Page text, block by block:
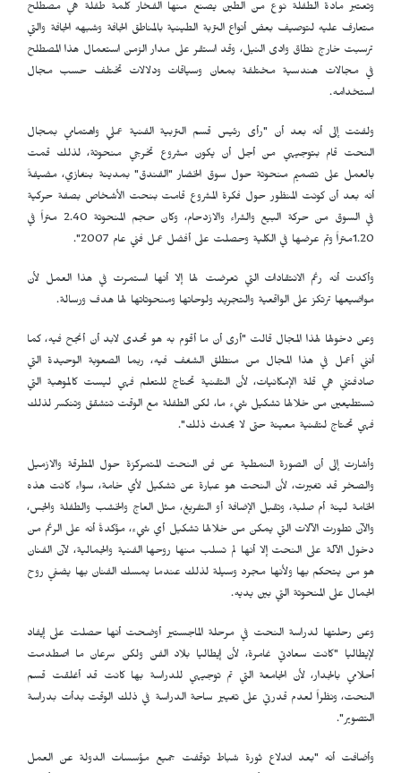
وتعتبر مادة الطفلة نوع من الطين يصنع منها الفخار كلمة طفلة هي مصطلح
متعارف عليه لتوصيف بعض أنواع التربة الطينية بالمناطق الجافة وشبهه الجافة والتي
ترسبت خارج نطاق وادى النيل، وقد استقر على مدار الزمن استعمال هذا المصطلح
في مجالات هندسية مختلفة بمعان وسياقات ودلالات تختلف حسب مجال
استخدامه.
ولفتت إلى أنه بعد أن "رأى رئيس قسم التربية الفنية عملي واهتمامي بمجال
النحت قام بتوجيهي من أجل أن يكون مشروع تخرجي منحوتة، لذلك قمت
بالعمل على تصميم منحوتة حول سوق الخضار "الفندق" بمدينة بنغازي، مضيفةً
أنه بعد أن كونت المنظور حول فكرة المشروع قامت بنحت الأشخاص بصفة حركية
في السوق من حركة البيع والشراء والازدحام، وكان حجم المنحوتة 2.40 متراً في
1.20متراً وتم عرضها في الكلية وحصلت على أفضل عمل فني عام 2007".
وأكدت أنه رغم الانتقادات التي تعرضت لها إلا أنها استمرت في هذا العمل لأن
مواضيعها ترتكز على الواقعية والتجريد ولوحاتها ومنحوتاتها لها هدف ورسالة.
وعن دخولها لهذا المجال قالت "أرى أن ما أقوم به هو تحدى لابد أن أنجح فيه، كما
أنني أعمل في هذا المجال من منطلق الشغف فيه، ربما الصعوبة الوحيدة التي
صادفتني هي قلة الإمكانيات، لأن التقنية تحتاج للتعلم فهي ليست كالموهبة التي
تستطيعين من خلالها تشكيل شيء ما، لكن الطفلة مع الوقت تتشقق وتنكسر لذلك
فهي تحتاج لتقنية معينة حتى لا يحدث ذلك".
وأشارت إلى أن الصورة النمطية عن فن النحت المتمركزة حول المطرقة والازميل
والصخر قد تغيرت، لأن النحت هو عبارة عن تشكيل لأي خامة، سواء كانت هذه
الخامة لينة أم صلبة، وتقبل الإضافة أو التفريغ، مثل العاج والخشب والطفلة والجس،
والآن تطورت الآلات التي يمكن من خلالها تشكيل أي شيء، مؤكدةً أنه على الرغم من
دخول الآلة على النحت إلا أنها لم تسلب منها روحها الفنية والجمالية، لآن الفنان
هو من يتحكم بها ولأنها مجرد وسيلة لذلك عندما يمسك الفنان بها يضفي روح
الجمال على المنحوتة التي بين يديه.
وعن رحلتها لدراسة النحت في مرحلة الماجستير أوضحت أنها حصلت على إيفاد
لإيطاليا "كانت سعادتي غامرة، لأن إيطاليا بلاد الفن ولكن سرعان ما اصطدمت
أحلامي بالجدار، لأن الجامعة التي تم توجيهي للدراسة بها كانت قد أغلقت قسم
النحت، ونظراً لعدم قدرتي على تغيير ساحة الدراسة في ذلك الوقت بدأت بدراسة
التصوير".
وأضافت أنه "بعد اندلاع ثورة شباط توقفت جميع مؤسسات الدولة عن العمل